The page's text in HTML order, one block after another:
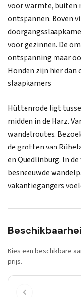
voor warmte, buiten
ontspannen. Boven
voor gezinnen. De
ontspanning maar
Honden zijn hier dan
slaapkamers
Hüttenrode ligt
midden in de Harz.
wandelroutes.
de grotten van
en Quedlinburg. In
besneeuwde
vakantiegangers
Kies een beschikbare
prijs.